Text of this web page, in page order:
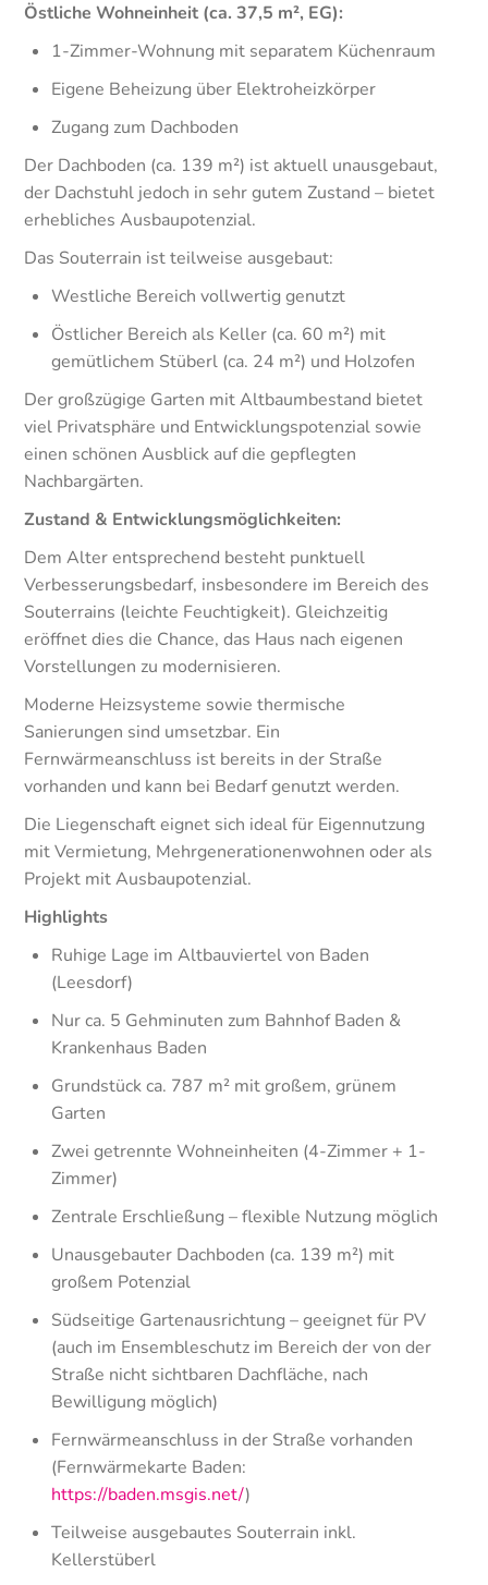
Östliche Wohneinheit (ca. 37,5 m², EG):
1-Zimmer-Wohnung mit separatem Küchenraum
Eigene Beheizung über Elektroheizkörper
Zugang zum Dachboden
Der Dachboden (ca. 139 m²) ist aktuell unausgebaut,
der Dachstuhl jedoch in sehr gutem Zustand – bietet
erhebliches Ausbaupotenzial.
Das Souterrain ist teilweise ausgebaut:
Westliche Bereich vollwertig genutzt
Östlicher Bereich als Keller (ca. 60 m²) mit
gemütlichem Stüberl (ca. 24 m²) und Holzofen
Der großzügige Garten mit Altbaumbestand bietet
viel Privatsphäre und Entwicklungspotenzial sowie
einen schönen Ausblick auf die gepflegten
Nachbargärten.
Zustand & Entwicklungsmöglichkeiten:
Dem Alter entsprechend besteht punktuell
Verbesserungsbedarf, insbesondere im Bereich des
Souterrains (leichte Feuchtigkeit). Gleichzeitig
eröffnet dies die Chance, das Haus nach eigenen
Vorstellungen zu modernisieren.
Moderne Heizsysteme sowie thermische
Sanierungen sind umsetzbar. Ein
Fernwärmeanschluss ist bereits in der Straße
vorhanden und kann bei Bedarf genutzt werden.
Die Liegenschaft eignet sich ideal für Eigennutzung
mit Vermietung, Mehrgenerationenwohnen oder als
Projekt mit Ausbaupotenzial.
Highlights
Ruhige Lage im Altbauviertel von Baden
(Leesdorf)
Nur ca. 5 Gehminuten zum Bahnhof Baden &
Krankenhaus Baden
Grundstück ca. 787 m² mit großem, grünem
Garten
Zwei getrennte Wohneinheiten (4-Zimmer + 1-
Zimmer)
Zentrale Erschließung – flexible Nutzung möglich
Unausgebauter Dachboden (ca. 139 m²) mit
großem Potenzial
Südseitige Gartenausrichtung – geeignet für PV
(auch im Ensembleschutz im Bereich der von der
Straße nicht sichtbaren Dachfläche, nach
Bewilligung möglich)
Fernwärmeanschluss in der Straße vorhanden
(Fernwärmekarte Baden:
https://baden.msgis.net/)
Teilweise ausgebautes Souterrain inkl.
Kellerstüberl